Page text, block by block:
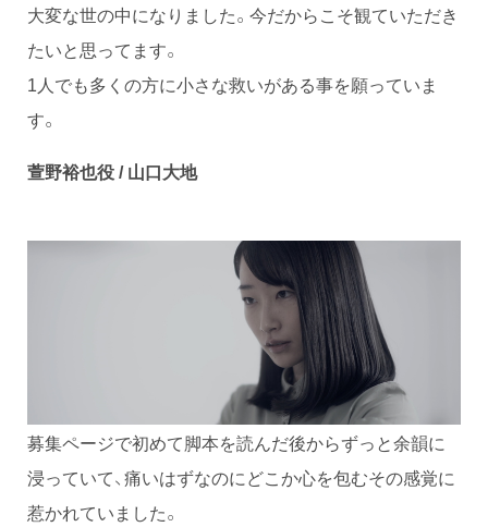
大変な世の中になりました。今だからこそ観ていただき
たいと思ってます。
1人でも多くの方に小さな救いがある事を願っていま
す。
萱野裕也役 / 山口大地
募集ページで初めて脚本を読んだ後からずっと余韻に
浸っていて、痛いはずなのにどこか心を包むその感覚に
惹かれていました。